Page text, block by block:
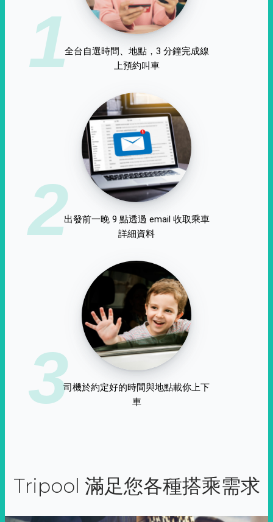
1全台自選時間、地點，3 分鐘完成線
上預約叫車
2出發前一晚 9 點透過 email 收取乘車
詳細資料
3司機於約定好的時間與地點載你上下
車
Tripool 滿足您各種搭乘需求